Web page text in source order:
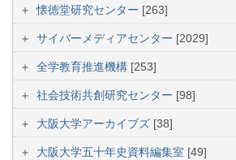
懐徳堂研究センター [263]
サイバーメディアセンター [2029]
全学教育推進機構 [253]
社会技術共創研究センター [98]
大阪大学アーカイブズ [38]
大阪大学五十年史資料編集室 [49]